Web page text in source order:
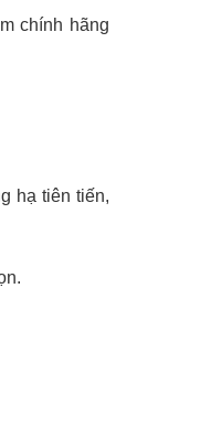
chính hãng
hạ tiên tiến,